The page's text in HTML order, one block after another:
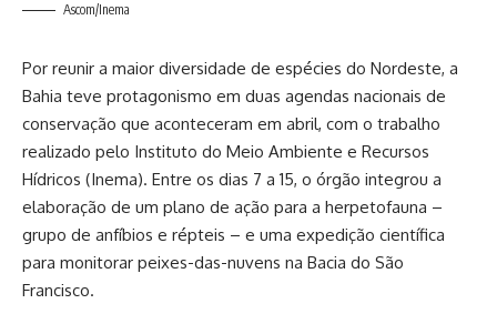
Ascom/Inema
Por reunir a maior diversidade de espécies do Nordeste, a
Bahia teve protagonismo em duas agendas nacionais de
conservação que aconteceram em abril, com o trabalho
realizado pelo Instituto do Meio Ambiente e Recursos
Hídricos (Inema). Entre os dias 7 a 15, o órgão integrou a
elaboração de um plano de ação para a herpetofauna –
grupo de anfíbios e répteis – e uma expedição científica
para monitorar peixes-das-nuvens na Bacia do São
Francisco.